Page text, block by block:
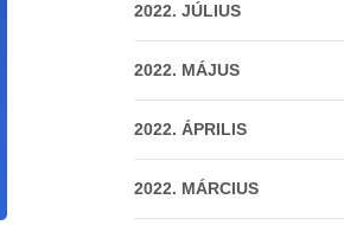
2022. JÚLIUS
2022. MÁJUS
2022. ÁPRILIS
2022. MÁRCIUS